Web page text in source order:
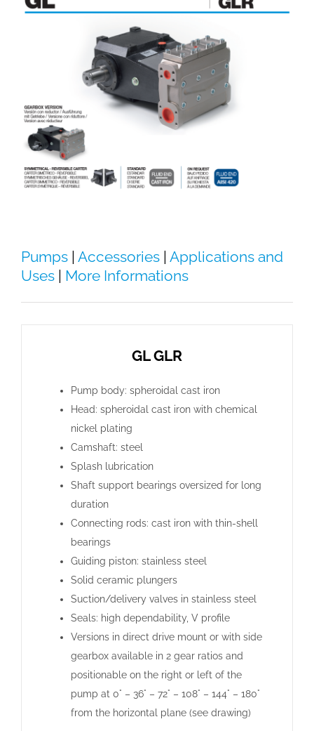
Pumps | Accessories | Applications and
Uses | More Informations
GL GLR
Pump body: spheroidal cast iron
Head: spheroidal cast iron with chemical
nickel plating
Camshaft: steel
Splash lubrication
Shaft support bearings oversized for long
duration
Connecting rods: cast iron with thin-shell
bearings
Guiding piston: stainless steel
Solid ceramic plungers
Suction/delivery valves in stainless steel
Seals: high dependability, V profile
Versions in direct drive mount or with side
gearbox available in 2 gear ratios and
positionable on the right or left of the
pump at 0° – 36° – 72° – 108° – 144° – 180°
from the horizontal plane (see drawing)